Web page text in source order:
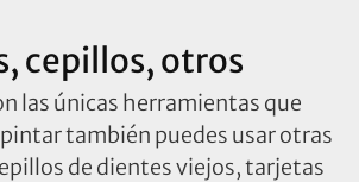
cepillos, otros
las únicas herramientas que
también puedes usar otras
de dientes viejos, tarjetas